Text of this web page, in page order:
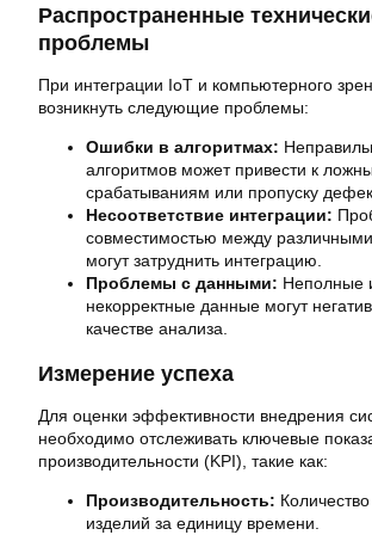
Распространенные
проблемы
При интеграции IoT и компьютерного
возникнуть следующие проблемы:
Ошибки в алгоритмах:
алгоритмов может привести к
срабатываниям или пропуску
Несоответствие интеграции:
совместимостью между
могут затруднить интеграцию.
Проблемы с данными: Неполные
некорректные данные могут
качестве анализа.
Измерение успеха
Для оценки эффективности внедрения
необходимо отслеживать ключевые
производительности (KPI), такие как:
Производительность:
изделий за единицу времени.